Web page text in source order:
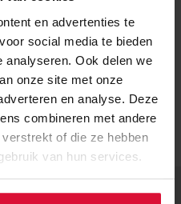
en advertenties te
social media te bieden
analyseren. Ook delen we
onze site met onze
en analyse. Deze
combineren met andere
of die ze hebben
van hun services.